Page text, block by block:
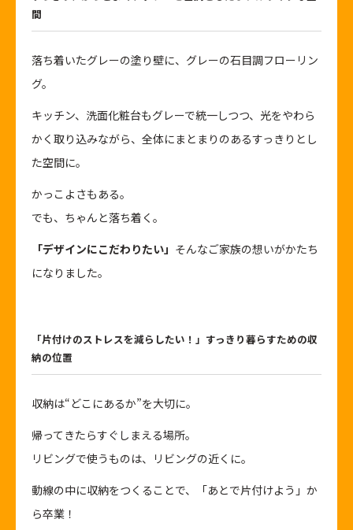
間
落ち着いたグレーの塗り壁に、グレーの石目調フローリン
グ。
キッチン、洗面化粧台もグレーで統一しつつ、光をやわら
かく取り込みながら、全体にまとまりのあるすっきりとし
た空間に。
かっこよさもある。
でも、ちゃんと落ち着く。
「デザインにこだわりたい」 そんなご家族の想いがかたち
になりました。
「片付けのストレスを減らしたい！」すっきり暮らすための収
納の位置
収納は“どこにあるか”を大切に。
帰ってきたらすぐしまえる場所。
リビングで使うものは、リビングの近くに。
動線の中に収納をつくることで、「あとで片付けよう」か
ら卒業！